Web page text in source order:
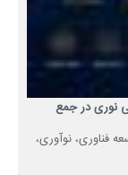
نوری در جمع
فناوری، نوآوری،